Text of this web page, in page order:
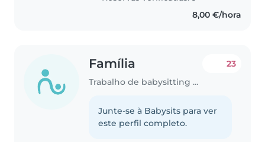
8,00 €/hora
Família
Trabalho de babysitting em Lisboa
23
Junte-se à Babysits para ver
este perfil completo.